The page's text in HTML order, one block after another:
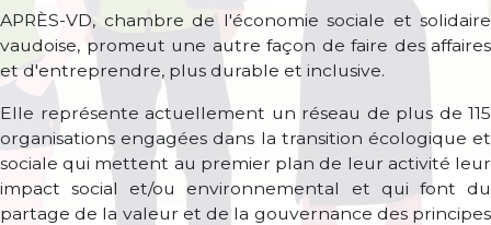
APRÈS-VD, chambre de l'économie sociale et solidaire
vaudoise, promeut une autre façon de faire des affaires
et d'entreprendre, plus durable et inclusive.
Elle représente actuellement un réseau de plus de 115
organisations engagées dans la transition écologique et
sociale qui mettent au premier plan de leur activité leur
impact social et/ou environnemental et qui font du
partage de la valeur et de la gouvernance des principes